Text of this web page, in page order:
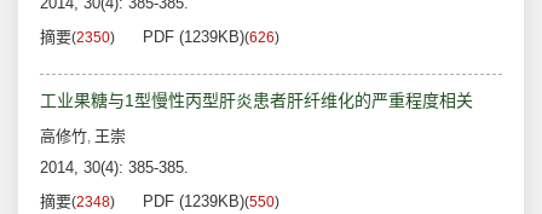
摘要(2350) PDF (1239KB)(626)
工业果糖与1型慢性丙型肝炎患者肝纤维化的严重程度相关
高修竹, 王崇
2014, 30(4): 385-385.
摘要(2348) PDF (1239KB)(550)